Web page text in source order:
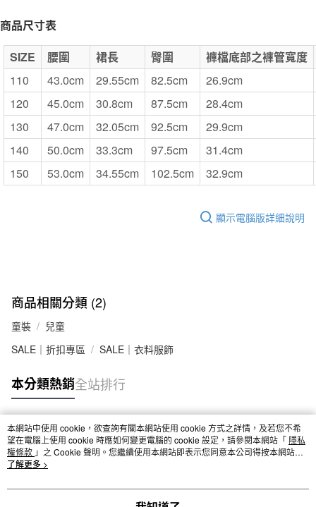
付款後7-11取貨
每筆NT$65，滿NT$1,000(含以上)免運費
宅配
每筆NT$150，滿NT$2,000(含以上)免運費
無印良品門市自取
免運費
商品尺寸表
SIZE
腰圍 裙長 臀圍
褲檔底部之褲管寬度
110
43.0cm 29.55cm 82.5cm
26.9cm
120
45.0cm 30.8cm 87.5cm
28.4cm
130
47.0cm 32.05cm 92.5cm
29.9cm
140
50.0cm 33.3cm 97.5cm
31.4cm
150
53.0cm 34.55cm 102.5cm 32.9cm
顯示電腦版詳細說明
商品相關分類 (2)
童裝
兒童
SALE｜折扣專區
SALE｜衣料服飾
本分類熱銷全站排行
熱門標籤
本網站中使用 cookie，欲查詢有關本網站使用 cookie 方式之詳情，及若您不希
望在電腦上使用 cookie 時應如何變更電腦的 cookie 設定，請參閱本網站「 隱私
權條款 」之 Cookie 聲明。您繼續使用本網站即表示您同意本公司得按本網站使
用條款之 Cookie 聲明使用 cookie。
了解更多 >